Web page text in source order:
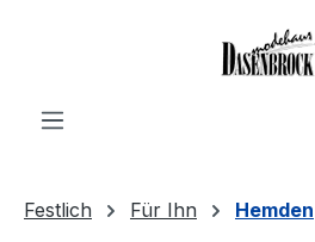
Festlich Für Ihn Hemden